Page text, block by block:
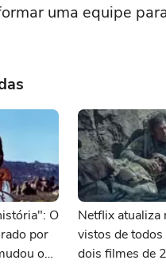
uma equipe
O
por
o
Netflix atualiza
vistos de
dois filmes de